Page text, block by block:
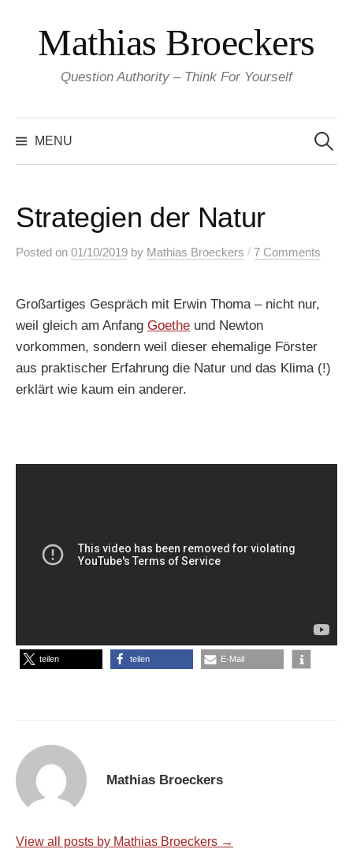
content
Mathias Broeckers
Question Authority – Think For Yourself
MENU
for:
Strategien der Natur
Posted on 01/10/2019 by Mathias Broeckers / 7 Comments
Großartiges Gespräch mit Erwin Thoma – nicht nur,
weil gleich am Anfang Goethe und Newton
vorkommen, sondern weil dieser ehemalige Förster
aus praktischer Erfahrung die Natur und das Klima (!)
erklärt wie kaum ein anderer.
teilen teilen E-Mail
Mathias Broeckers
View all posts by Mathias Broeckers →